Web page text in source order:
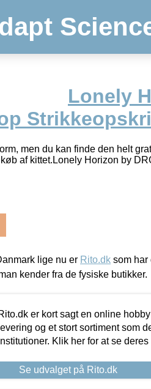
Lonely
men du kan finde den helt
af kittet.Lonely Horizon by
lige nu er Rito.dk som har
kender fra de fysiske butikker.
er kort sagt en online
levering og et stort sortiment som
Klik her for at se deres
Se udvalget på Rito.dk